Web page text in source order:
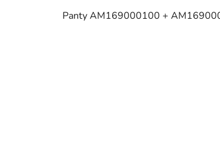
Panty AM169000100 +